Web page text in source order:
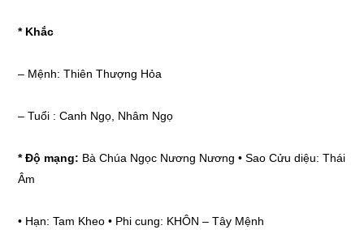
* Khắc
– Mệnh: Thiên Thượng Hỏa
– Tuổi : Canh Ngọ, Nhâm Ngọ
* Độ mạng: Bà Chúa Ngọc Nương Nương • Sao Cửu diệu: Thái
Âm
• Hạn: Tam Kheo • Phi cung: KHÔN – Tây Mệnh